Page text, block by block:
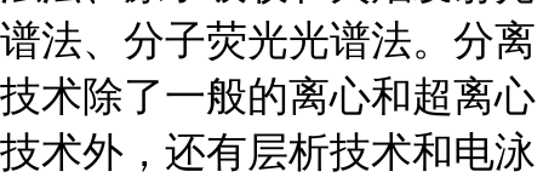
谱法、分子荧光光谱法。分离
技术除了一般的离心和超离心
技术外，还有层析技术和电泳